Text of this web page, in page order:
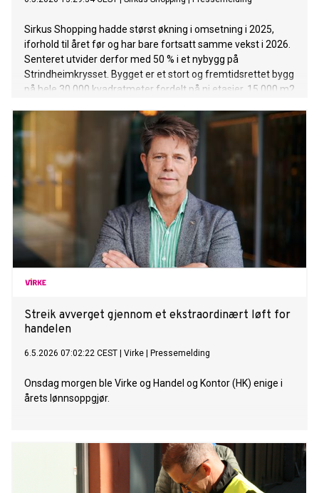
Sirkus Shopping hadde størst økning i omsetning i 2025,
iforhold til året før og har bare fortsatt samme vekst i 2026.
Senteret utvider derfor med 50 % i et nybygg på
Strindheimkrysset. Bygget er et stort og fremtidsrettet bygg
på hele 30 000 kvadratmeter fordelt på ni etasjer. 15 000 m2
og mat/servering. Utbyggingen øker kjøpesenterets areal
med 50 prosent og vil gi Trondheims innbyggere et langt
bredere tilbud innen både handel, opplevelser og
mat/servering.
Dette markerer en av de største utvidelsene av et kjøpesenter i
Norge, og vil styrke det kollektive knutepunktet og Sirkus
Shopping som en sentral møteplass i byen.
Streik avverget gjennom et ekstraordinært løft for
handelen
6.5.2026 07:02:22 CEST Virke Pressemelding
Onsdag morgen ble Virke og Handel og Kontor (HK) enige i
årets lønnsoppgjør.